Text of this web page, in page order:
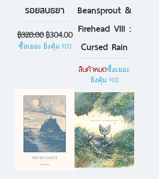
รอยสนธยา
ราคาปกติ
฿320.00ราคาขายลด
฿304.00
ซื้อเยอะ ยิ่งคุ้ม 900
Beansprout &
Firehead VIII :
Cursed Rain
สินค้าหมดซื้อเยอะ
ยิ่งคุ้ม 900